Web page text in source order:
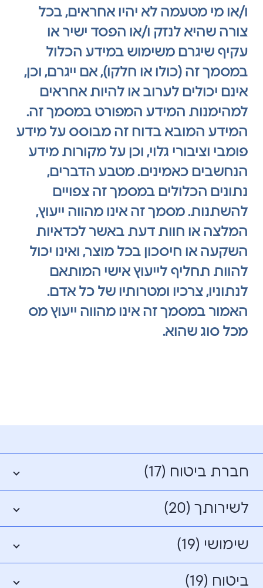
ו/או מי מטעמה לא יהיו אחראים, בכל
צורה שהיא לנזק ו/או הפסד ישיר או
עקיף שיגרם משימוש במידע הכלול
במסמך זה (כולו או חלקו), אם ייגרם, וכן,
אינם יכולים לערוב או להיות אחראים
למהימנות המידע המפורט במסמך זה.
המידע המובא בדוח זה מבוסס על מידע
פומבי וציבורי גלוי, וכן על מקורות מידע
הנחשבים כאמינים. מטבע הדברים,
נתונים הכלולים במסמך זה צפויים
להשתנות. מסמך זה אינו מהווה ייעוץ,
המלצה או חוות דעת באשר לכדאיות
השקעה או חיסכון בכל מוצר, ואינו יכול
להוות תחליף לייעוץ אישי המותאם
לנתוניו, צרכיו ומטרותיו של כל אדם.
האמור במסמך זה אינו מהווה ייעוץ מס
מכל סוג שהוא.
חברת ביטוח (17)
לשירותך (20)
שימושי (19)
ביטוח (19)